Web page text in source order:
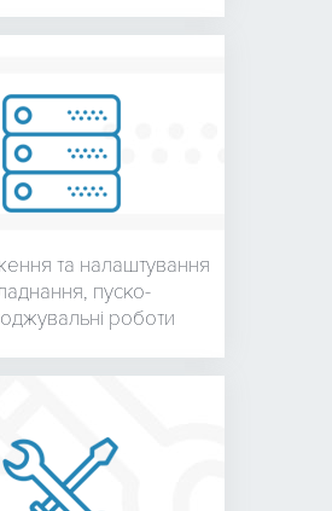
та налаштування
пуско-
роботи